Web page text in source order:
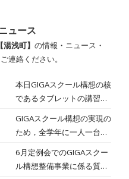
ュース
【湯浅町】 の情報・ニュース・
連絡ください。
本日GIGAスクール構想の核
であるタブレットの講習を
ブレットを配布し、使い方
や学習での活用方法を確認
しました。 今後は本格的に
学習活動に利用し、持ち帰
GIGAスクール構想の実現の
ため，全学年に一人一台タ
り，その活用が始まってい
ます。調べ学習や資料の作
6月定例会でのGIGAスクー
ル構想整備事業に係る質疑